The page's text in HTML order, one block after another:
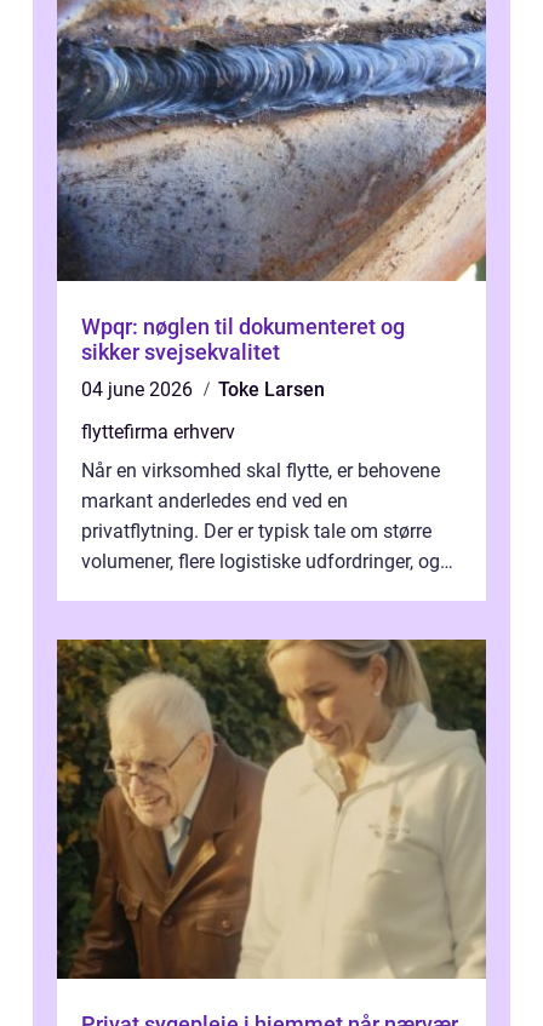
Wpqr: nøglen til dokumenteret og
sikker svejsekvalitet
04 june 2026
Toke Larsen
flyttefirma erhverv
Når en virksomhed skal flytte, er behovene
markant anderledes end ved en
privatflytning. Der er typisk tale om større
volumener, flere logistiske udfordringer, og